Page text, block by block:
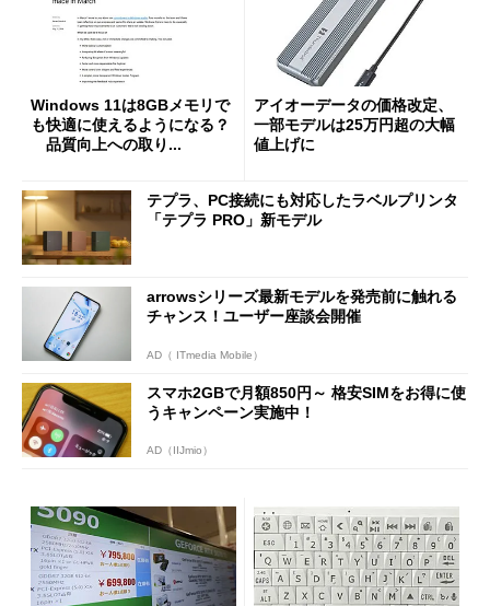
Windows 11は8GBメモリで
も快適に使えるようになる？
品質向上への取り...
アイオーデータの価格改定、
一部モデルは25万円超の大幅
値上げに
テプラ、PC接続にも対応したラベルプリンタ
「テプラ PRO」新モデル
arrowsシリーズ最新モデルを発売前に触れる
チャンス！ユーザー座談会開催
AD（ ITmedia Mobile）
スマホ2GBで月額850円～ 格安SIMをお得に使
うキャンペーン実施中！
AD（IIJmio）